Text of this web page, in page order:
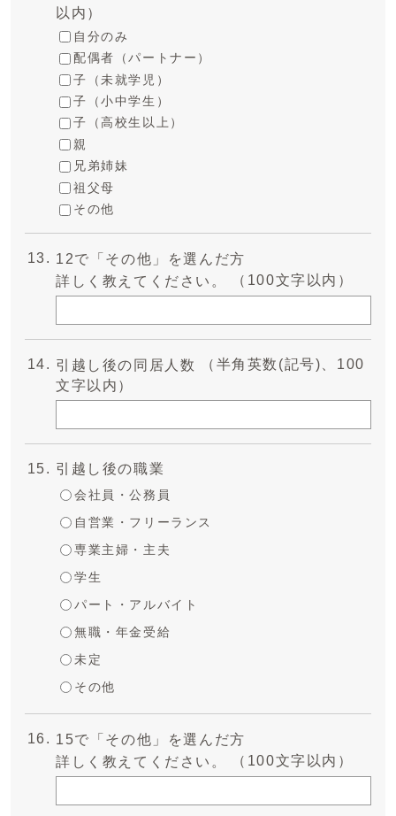
以内）
自分のみ
配偶者（パートナー）
子（未就学児）
子（小中学生）
子（高校生以上）
親
兄弟姉妹
祖父母
その他
12で「その他」を選んだ方
詳しく教えてください。
（100文字以内）
引越し後の同居人数
（半角英数(記号)、100
文字以内）
引越し後の職業
会社員・公務員
自営業・フリーランス
専業主婦・主夫
学生
パート・アルバイト
無職・年金受給
未定
その他
15で「その他」を選んだ方
詳しく教えてください。
（100文字以内）